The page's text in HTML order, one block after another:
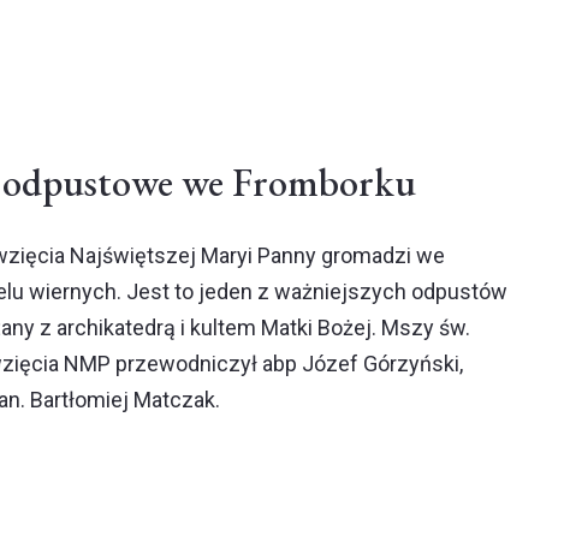
we Fromborku
Najświętszej Maryi Panny gromadzi we
wiernych. Jest to jeden z ważniejszych odpustów
z archikatedrą i kultem Matki Bożej. Mszy św.
NMP przewodniczył abp Józef Górzyński,
Bartłomiej Matczak.